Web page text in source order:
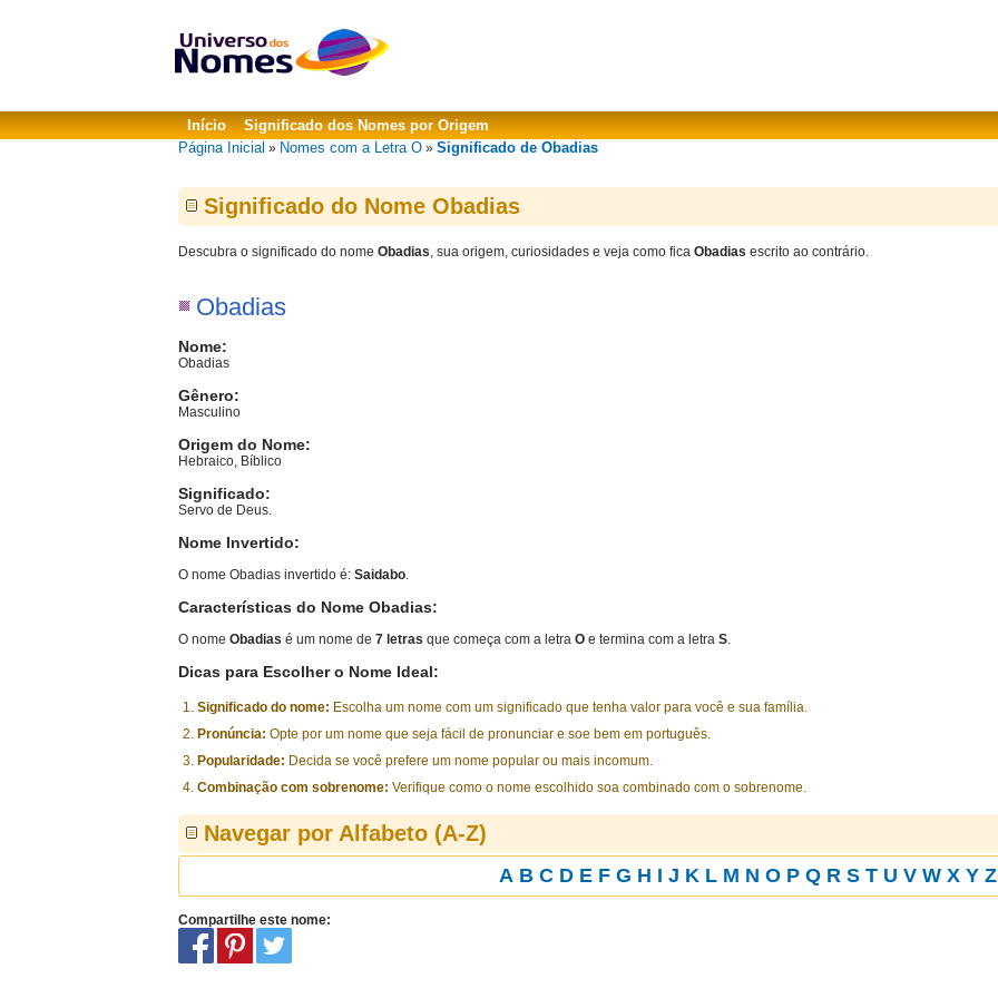
Início
Significado dos Nomes por Origem
Página Inicial » Nomes com a Letra O » Significado de Obadias
Significado do Nome Obadias
Descubra o significado do nome Obadias, sua origem, curiosidades e veja como fica Obadias escrito ao contrário.
Obadias
Nome:
Obadias
Gênero:
Masculino
Origem do Nome:
Hebraico, Bíblico
Significado:
Servo de Deus.
Nome Invertido:
O nome Obadias invertido é: Saidabo.
Características do Nome Obadias:
O nome Obadias é um nome de 7 letras que começa com a letra O e termina com a letra S.
Dicas para Escolher o Nome Ideal:
Significado do nome: Escolha um nome com um significado que tenha valor para você e sua família.
Pronúncia: Opte por um nome que seja fácil de pronunciar e soe bem em português.
Popularidade: Decida se você prefere um nome popular ou mais incomum.
Combinação com sobrenome: Verifique como o nome escolhido soa combinado com o sobrenome.
Navegar por Alfabeto (A-Z)
A B C D E F G H I J K L M N O P Q R S T U V W X Y Z
Compartilhe este nome: